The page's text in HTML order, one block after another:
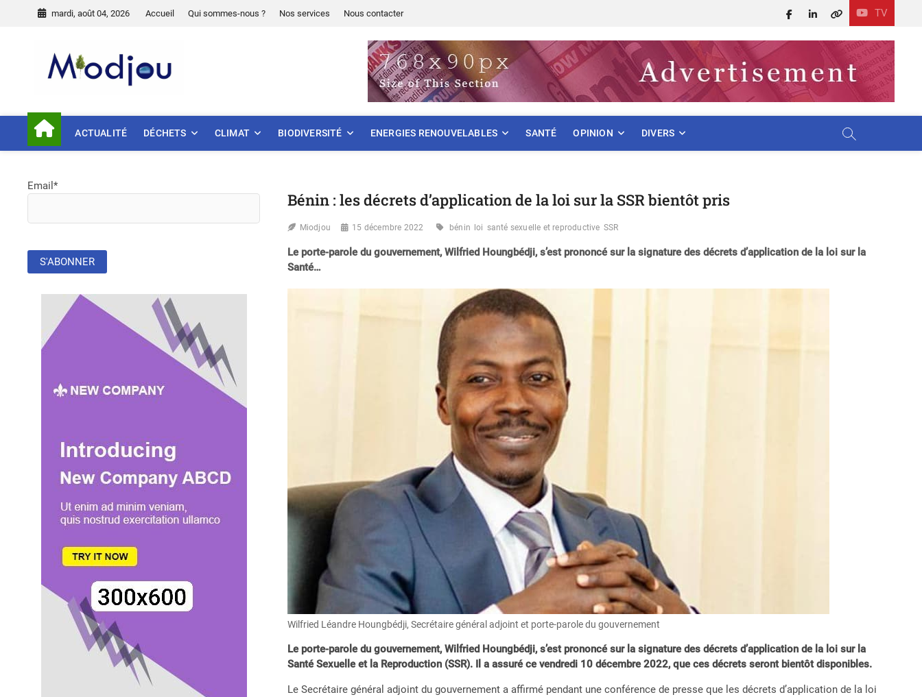
mardi, août 04, 2026 Accueil Qui sommes-nous ? Nos services Nous contacter TV
Facebook
LinkedIn
X
ACTUALITÉ DÉCHETS CLIMAT BIODIVERSITÉ ENERGIES RENOUVELABLES SANTÉ OPINION DIVERS
Bénin : les décrets d’application de la loi sur la SSR bientôt pris
Miodjou 15 décembre 2022 bénin loi santé sexuelle et reproductive SSR
Le porte-parole du gouvernement, Wilfried Houngbédji, s’est prononcé sur la signature des décrets d’application de la loi sur la
Santé…
Wilfried Léandre Houngbédji, Secrétaire général adjoint et porte-parole du gouvernement
Le porte-parole du gouvernement, Wilfried Houngbédji, s’est prononcé sur la signature des décrets d’application de la loi sur la
Santé Sexuelle et la Reproduction (SSR). Il a assuré ce vendredi 10 décembre 2022, que ces décrets seront bientôt disponibles.
Le Secrétaire général adjoint du gouvernement a affirmé pendant une conférence de presse que les décrets d’application de la loi
Email*